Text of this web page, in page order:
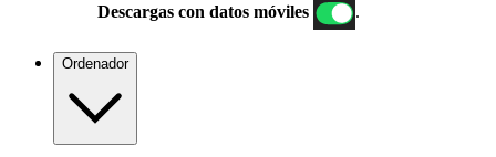
Descargas con datos móviles
Ordenador